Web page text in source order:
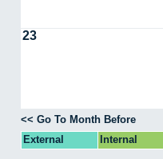
23
<< Go To Month Before
External
Internal